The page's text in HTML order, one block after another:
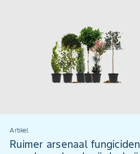
Artikel
Ruimer arsenaal fungiciden